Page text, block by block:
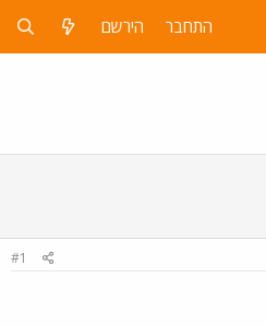
התחבר הירשם
#1